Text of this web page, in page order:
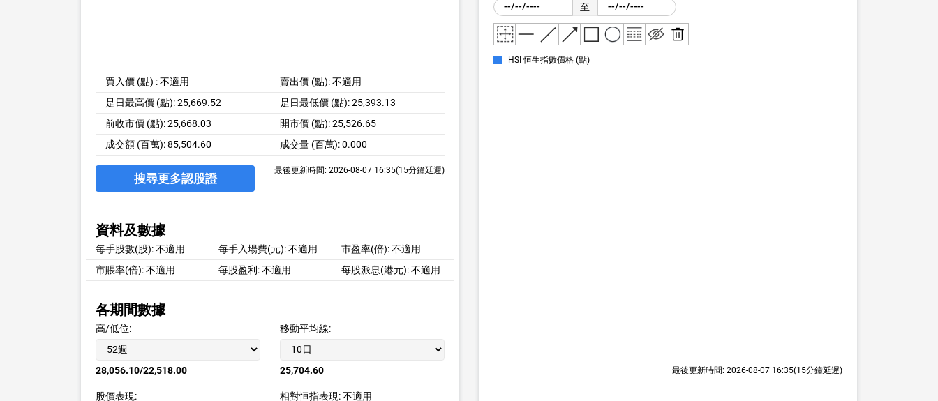
買入價 (點) : 不適用
賣出價 (點): 不適用
是日最高價 (點): 25,669.52
是日最低價 (點): 25,393.13
前收市價 (點): 25,668.03
開市價 (點): 25,526.65
成交額 (百萬): 85,504.60
成交量 (百萬): 0.000
搜尋更多認股證
最後更新時間: 2026-08-07 16:35(15分鐘延遲)
資料及數據
每手股數(股):不適用 每手入場費(元):不適用 市盈率(倍):不適用
市賬率(倍):不適用 每股盈利:不適用 每股派息(港元):不適用
各期間數據
高/低位:
28,056.10/22,518.00
移動平均線:
25,704.60
股價表現: 相對恒指表現: 不適用
至
HSI 恒生指數價格 (點)
最後更新時間: 2026-08-07 16:35(15分鐘延遲)